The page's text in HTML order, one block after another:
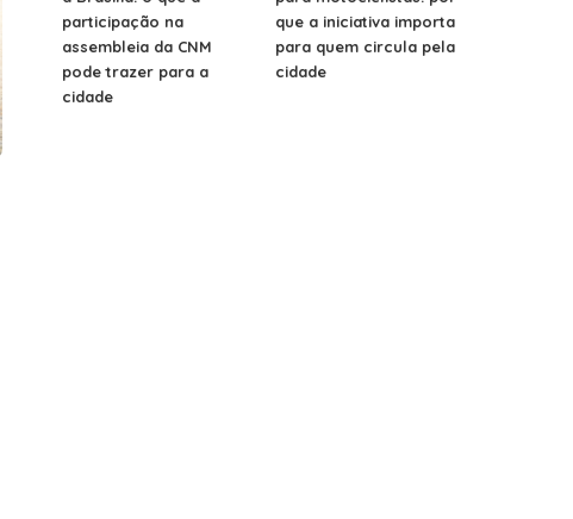
participação na
assembleia da CNM
pode trazer para a
cidade
que a iniciativa importa
para quem circula pela
cidade